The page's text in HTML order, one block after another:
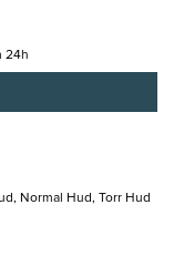
24h
Normal Hud, Torr Hud